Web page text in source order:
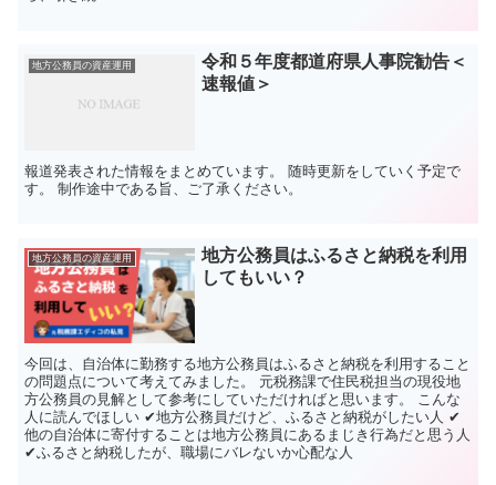
地方公務員の資産運用
令和５年度都道府県人事院勧告＜
速報値＞
報道発表された情報をまとめています。 随時更新をしていく予定で
す。 制作途中である旨、ご了承ください。
地方公務員の資産運用
地方公務員はふるさと納税を利用
してもいい？
今回は、自治体に勤務する地方公務員はふるさと納税を利用すること
の問題点について考えてみました。 元税務課で住民税担当の現役地
方公務員の見解として参考にしていただければと思います。 こんな
人に読んでほしい ✔地方公務員だけど、ふるさと納税がしたい人 ✔
他の自治体に寄付することは地方公務員にあるまじき行為だと思う人
✔ふるさと納税したが、職場にバレないか心配な人